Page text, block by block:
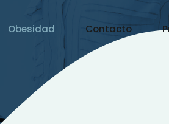
Obesidad Contacto